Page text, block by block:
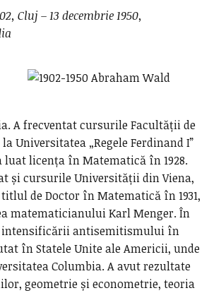
Cluj – 13 decembrie 1950,
A frecventat cursurile Facultății de
Universitatea „Regele Ferdinand I”
luat licența în Matematică în 1928.
și cursurile Universității din Viena,
de Doctor în Matematică în 1931,
matematicianului Karl Menger. În
intensificării antisemitismului în
în Statele Unite ale Americii, unde
Columbia. A avut rezultate
geometrie și econometrie, teoria